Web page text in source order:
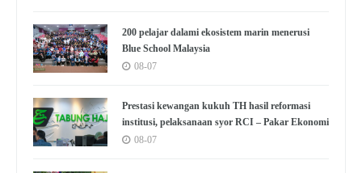
200 pelajar dalami ekosistem marin menerusi
Blue School Malaysia
08-07
Prestasi kewangan kukuh TH hasil reformasi
institusi, pelaksanaan syor RCI – Pakar Ekonomi
08-07